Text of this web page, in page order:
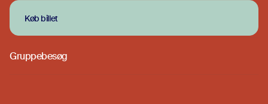
Køb billet
Køb billet
Gruppebesøg